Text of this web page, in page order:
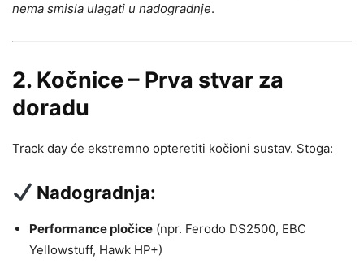
nema smisla ulagati u nadogradnje.
2. Kočnice – Prva stvar za
doradu
Track day će ekstremno opteretiti kočioni sustav. Stoga:
Nadogradnja:
Performance pločice (npr. Ferodo DS2500, EBC
Yellowstuff, Hawk HP+)